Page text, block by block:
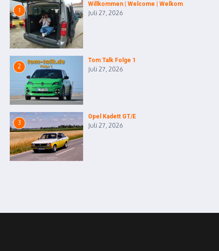
1
Willkommen | Welcome | Welkom
Juli 27, 2026
2
Tom Talk Folge 1
Juli 27, 2026
3
Opel Kadett GT/E
Juli 27, 2026